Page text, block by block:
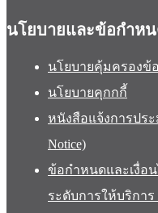
นโยบายและข้อกำห
นโยบายคุ้มครองข้
นโยบายคุกกกี้
หนังสือแจ้งการปร
Notice)
ข้อกำหนดและเงื่อ
ระดับการให้บริการ